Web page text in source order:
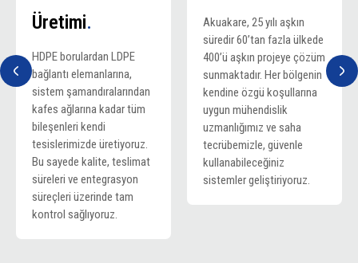
Üretimi.
HDPE borulardan LDPE
bağlantı elemanlarına,
sistem şamandıralarından
kafes ağlarına kadar tüm
bileşenleri kendi
tesislerimizde üretiyoruz.
Bu sayede kalite, teslimat
süreleri ve entegrasyon
süreçleri üzerinde tam
kontrol sağlıyoruz.
Akuakare, 25 yılı aşkın
süredir 60’tan fazla ülkede
400’ü aşkın projeye çözüm
sunmaktadır. Her bölgenin
kendine özgü koşullarına
uygun mühendislik
uzmanlığımız ve saha
tecrübemizle, güvenle
kullanabileceğiniz
sistemler geliştiriyoruz.